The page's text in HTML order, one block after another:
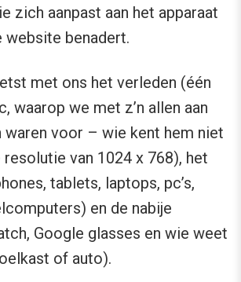
zich aanpast aan het apparaat
website benadert.
met ons het verleden (één
waarop we met z’n allen aan
waren voor – wie kent hem niet
van 1024 x 768), het
tablets, laptops, pc’s,
en de nabije
Google glasses en wie weet
of auto).